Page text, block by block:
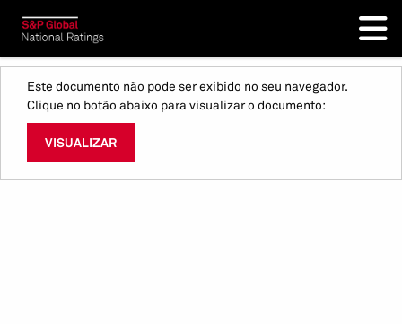
Este documento não pode ser exibido no seu navegador.
Clique no botão abaixo para visualizar o documento:
VISUALIZAR